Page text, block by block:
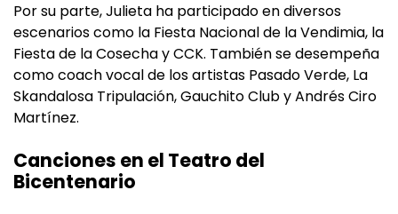
Por su parte, Julieta ha participado en diversos
escenarios como la Fiesta Nacional de la Vendimia, la
Fiesta de la Cosecha y CCK. También se desempeña
como coach vocal de los artistas Pasado Verde, La
Skandalosa Tripulación, Gauchito Club y Andrés Ciro
Martínez.
Canciones en el Teatro del
Bicentenario